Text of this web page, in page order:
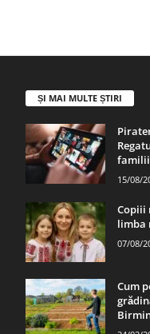
ȘI MAI MULTE ȘTIRI
15/08/
Copiii
limba
07/08/
Cum